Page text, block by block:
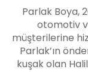
Parlak Boya,
otomotiv
müşterilerine
Parlak’ın
kuşak olan